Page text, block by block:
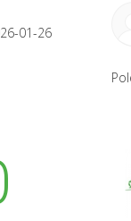
01-26